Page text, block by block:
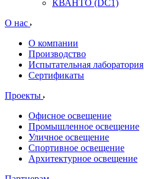
КВАНТО (DC1)
О нас
О компании
Производство
Испытательная лаборатория
Сертификаты
Проекты
Офисное освещение
Промышленное освещение
Уличное освещение
Спортивное освещение
Архитектурное освещение